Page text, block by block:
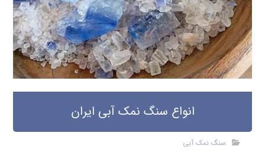
انواع سنگ نمک آبی ایران
سنگ نمک آبی